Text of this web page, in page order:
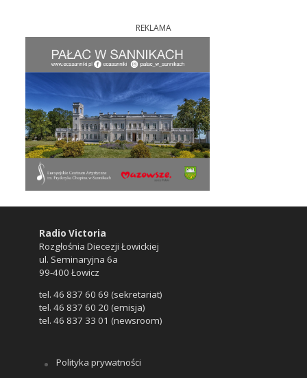
REKLAMA
Radio Victoria
Rozgłośnia Diecezji Łowickiej
ul. Seminaryjna 6a
99-400 Łowicz
tel. 46 837 60 69 (sekretariat)
tel. 46 837 60 20 (emisja)
tel. 46 837 33 01 (newsroom)
Polityka prywatności